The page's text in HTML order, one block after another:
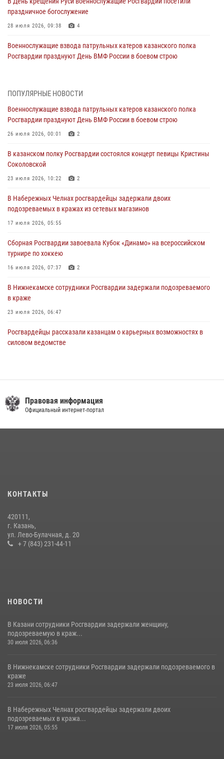
праздничное богослужение
28 июля 2026, 09:38 4
Военнослужащие взвода патрульных катеров казанского полка
Росгвардии празднуют День ВМФ России в боевом строю
Татарстанские росгвардейцы завоевали «бронзу» в окружном этапе
24 июля 2026, 15:05 4
В казанском полку Росгвардии состоялся концерт певицы Кристины
23 июля 2026, 10:22
В Нижнекамске сотрудники Росгвардии задержали подозреваемого
23 июля 2026, 06:47
В Казани Росгвардия приняла участие в обеспечении безопасности
22 июля 2026, 07:41
ПОПУЛЯРНЫЕ НОВОСТИ
Военнослужащие взвода патрульных катеров казанского полка
Росгвардии празднуют День ВМФ России в боевом строю
26 июля 2026, 00:01 2
В казанском полку Росгвардии состоялся концерт певицы Кристины
Соколовской
23 июля 2026, 10:22 2
В Набережных Челнах росгвардейцы задержали двоих
подозреваемых в кражах из сетевых магазинов
17 июля 2026, 05:55
Сборная Росгвардии завоевала Кубок «Динамо» на всероссийском
турнире по хоккею
16 июля 2026, 07:37 2
В Нижнекамске сотрудники Росгвардии задержали подозреваемого
в краже
23 июля 2026, 06:47
Росгвардейцы рассказали казанцам о карьерных возможностях в
силовом ведомстве
22 июля 2026, 07:41 6
28 июля 2026, 09:38
Росгвардии
15 июля 2026, 08:41
Правовая информация
Официальный интернет-портал
КОНТАКТЫ
420111,
г. Казань,
ул. Лево-Булачная, д. 20
+ 7 (843) 231-44-11
НОВОСТИ
В Казани сотрудники Росгвардии задержали женщину,
подозреваемую в краж...
30 июля 2026, 06:36
В Нижнекамске сотрудники Росгвардии задержали подозреваемого в
краже
23 июля 2026, 06:47
В Набережных Челнах росгвардейцы задержали двоих
подозреваемых в кража...
17 июля 2026, 05:55